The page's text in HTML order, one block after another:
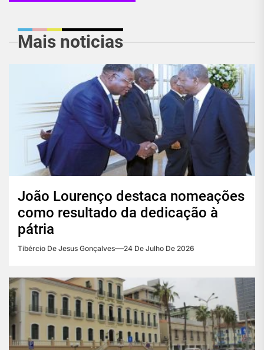
Mais noticias
João Lourenço destaca nomeações
como resultado da dedicação à
pátria
Tibércio De Jesus Gonçalves 24 De Julho De 2026